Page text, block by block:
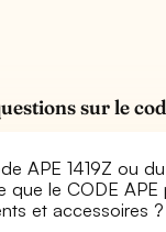
sur le
APE 1419Z ou
que le CODE
et accessoires ?